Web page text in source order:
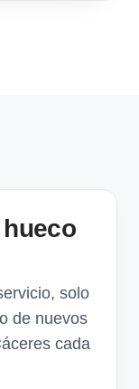
solo
de nuevos
cada